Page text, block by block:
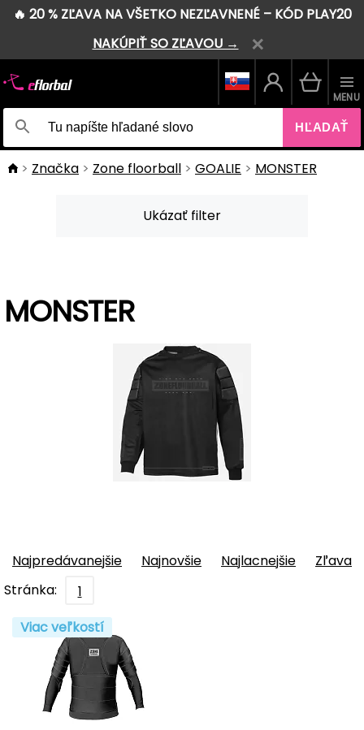
🔥 20 % ZĽAVA NA VŠETKO NEZĽAVNENÉ – KÓD PLAY20
NAKÚPIŤ SO ZĽAVOU →
HĽADAŤ
MENU
Značka Zone floorball GOALIE MONSTER
Ukázať filter
MONSTER
Najpredávanejšie Najnovšie Najlacnejšie
Zľava
Stránka:
1
Viac veľkostí